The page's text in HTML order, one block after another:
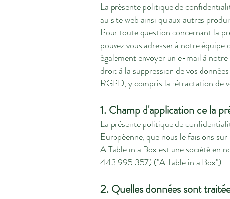
La présente politique de
au site web ainsi qu'aux autres
Pour toute question concernant la
pouvez vous adresser à notre
également envoyer un e-mail à
droit à la suppression de vos
RGPD, y compris la rétractation de
1. Champ d'application de la
La présente politique de
Européenne, que nous le faisions
A Table in a Box est une société en
443.995.357) ("A Table in a Box").
2. Quelles données sont